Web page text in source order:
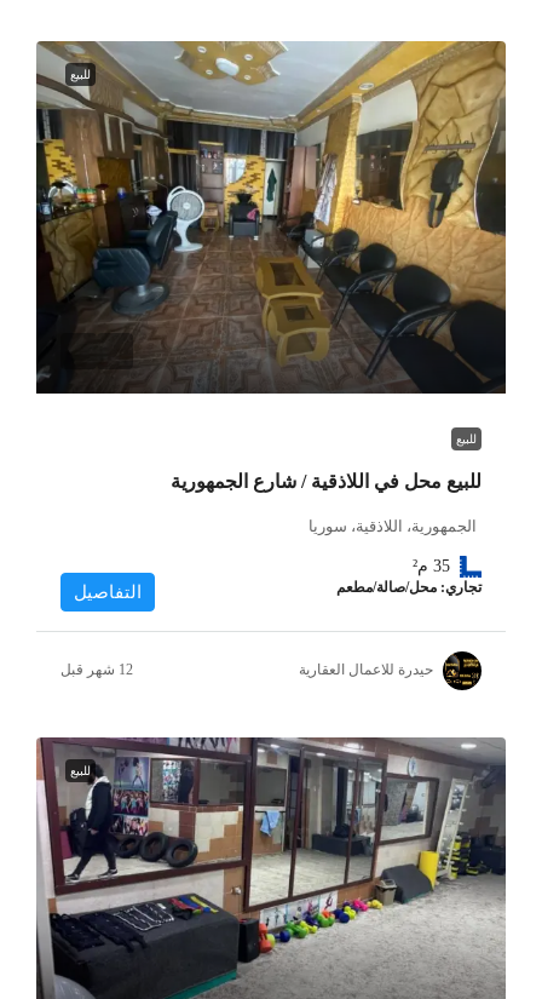
للبيع
للبيع
للبيع محل في اللاذقية / شارع الجمهورية
الجمهورية، اللاذقية، سوريا
35 م²
تجاري: محل/صالة/مطعم التفاصيل
حيدرة للاعمال العقارية
للبيع